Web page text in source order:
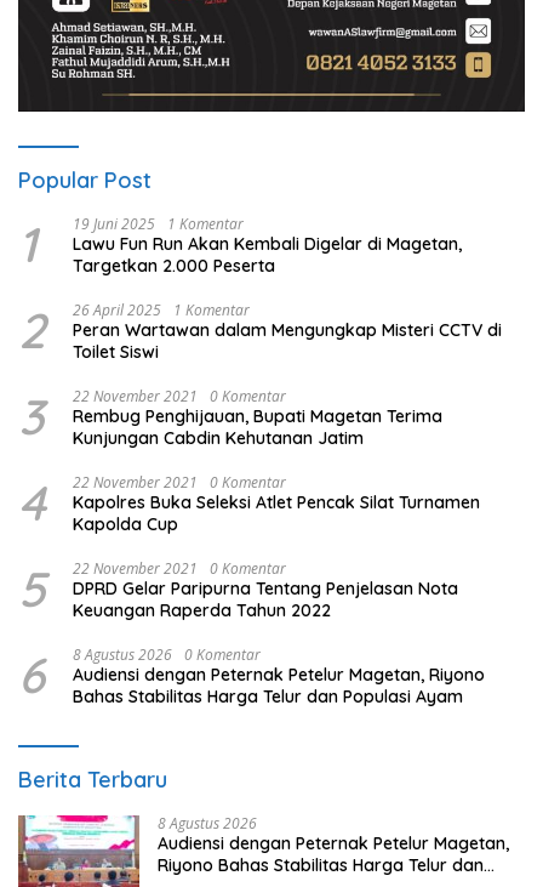
Popular Post
1 19 Juni 2025 1 Komentar
Lawu Fun Run Akan Kembali Digelar di Magetan,
Targetkan 2.000 Peserta
2 26 April 2025 1 Komentar
Peran Wartawan dalam Mengungkap Misteri CCTV di
Toilet Siswi
3 22 November 2021 0 Komentar
Rembug Penghijauan, Bupati Magetan Terima
Kunjungan Cabdin Kehutanan Jatim
4 22 November 2021 0 Komentar
Kapolres Buka Seleksi Atlet Pencak Silat Turnamen
Kapolda Cup
5 22 November 2021 0 Komentar
DPRD Gelar Paripurna Tentang Penjelasan Nota
Keuangan Raperda Tahun 2022
6 8 Agustus 2026 0 Komentar
Audiensi dengan Peternak Petelur Magetan, Riyono
Bahas Stabilitas Harga Telur dan Populasi Ayam
Berita Terbaru
8 Agustus 2026
Audiensi dengan Peternak Petelur Magetan,
Riyono Bahas Stabilitas Harga Telur dan